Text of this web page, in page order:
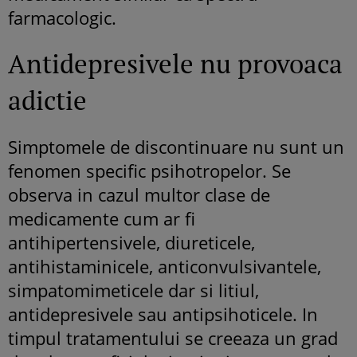
farmacologic.
Antidepresivele nu provoaca
adictie
Simptomele de discontinuare nu sunt un
fenomen specific psihotropelor. Se
observa in cazul multor clase de
medicamente cum ar fi
antihipertensivele, diureticele,
antihistaminicele, anticonvulsivantele,
simpatomimeticele dar si litiul,
antidepresivele sau antipsihoticele. In
timpul tratamentului se creeaza un grad